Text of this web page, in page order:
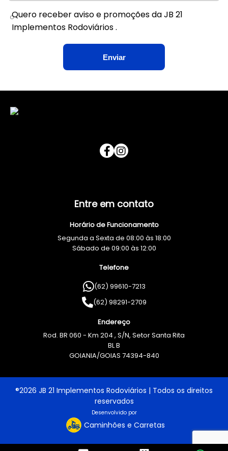
Quero receber aviso e promoções da JB 21
Implementos Rodoviários .
Entre em contato
Horário de Funcionamento
Segunda a Sexta de 08:00 às 18:00
Sábado de 09:00 às 12:00
Telefone
(62) 99610-7213
(62) 98291-2709
Endereço
Rod. BR 060 - Km 204 , S/N, Setor Santa Rita
BL B
GOIANIA/GOIAS 74394-840
®2026 JB 21 Implementos Rodoviários | Todos os direitos
reservados
Desenvolvido por
Caminhões e Carretas